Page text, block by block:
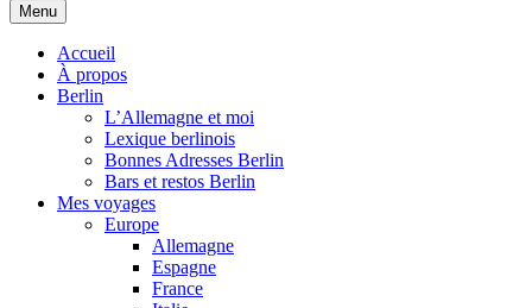
Menu
Accueil
À propos
Berlin
L’Allemagne et moi
Lexique berlinois
Bonnes Adresses Berlin
Bars et restos Berlin
Mes voyages
Europe
Allemagne
Espagne
France